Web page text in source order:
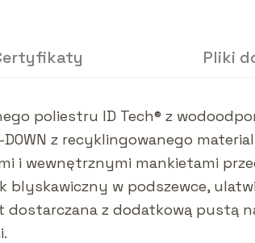
Pliki
poliestru ID Tech® z
DOWN z recyklingowanego
i wewnętrznymi mankietami
blyskawiczny w podszewce,
z dodatkową pustą